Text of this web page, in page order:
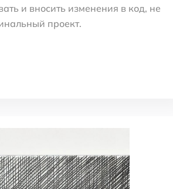
и вносить изменения в код, не
проект.